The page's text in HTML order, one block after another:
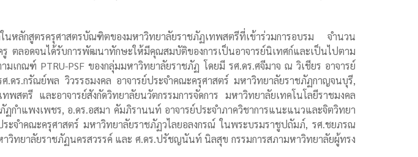
นหลักสูตรครุศาสตรบัณฑิตของมหาวิทยาลัยราชภัฏเทพสตรีที่เข้าร่วมการอบรม จำนวน
ตลอดจนได้รับการพัฒนาทักษะให้มีคุณสมบัติของการเป็นอาจารย์นิเทศก์และเป็นไปตาม
เกณฑ์ PTRU-PSF ของกลุ่มมหาวิทยาลัยราชภัฏ โดยมี รศ.ดร.ศจีมาจ ณ วิเชียร อาจารย์
.ดร.กรัณย์พล วิวรรธมงคล อาจารย์ประจำคณะครุศาสตร์ มหาวิทยาลัยราชภัฏกาญจนบุรี,
ตรี และอาจารย์สังกัดวิทยาลัยนวัตกรรมการจัดการ มหาวิทยาลัยเทคโนโลยีราชมงคล
กำแพงเพชร, อ.ดร.อสมา คัมภิรานนท์ อาจารย์ประจำภาควิชาการแนะแนวและจิตวิทยา
จำคณะครุศาสตร์ มหาวิทยาลัยราชภัฏวไลยอลงกรณ์ ในพระบรมราชูปถัมภ์, รศ.ชยภรณ
วิทยาลัยราชภัฏนครสวรรค์ และ ศ.ดร.ปรัชญนันท์ นิลสุข กรรมการสภามหาวิทยาลัยผู้ทรง